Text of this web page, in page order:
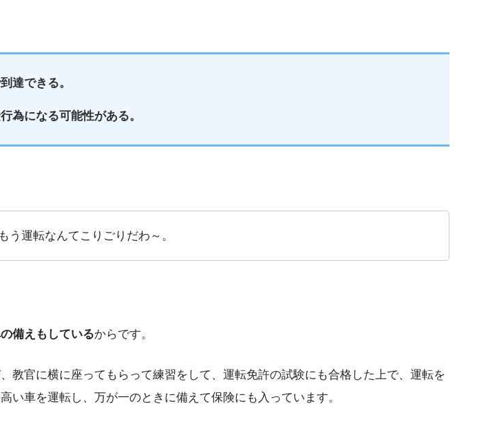
達できる。
為になる可能性がある。
運転なんてこりごりだわ～。
備えもしているからです。
官に横に座ってもらって練習をして、運転免許の試験にも合格した上で、運転を
車を運転し、万が一のときに備えて保険にも入っています。